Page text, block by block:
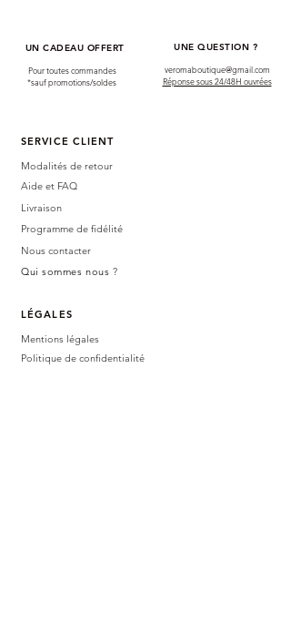
UN CADEAU OFFERT
Pour toutes commandes
*sauf promotions/soldes
UNE QUESTION ?
veromaboutique@gmail.com
Réponse sous 24/48H ouvrées
SERVICE CLIENT
Modalités de retour
Aide et FAQ
Livraison
Programme de fidélité
Nous contacter
Qui sommes nous ?
LÉGALES
Mentions légales
Politique de confidentialité